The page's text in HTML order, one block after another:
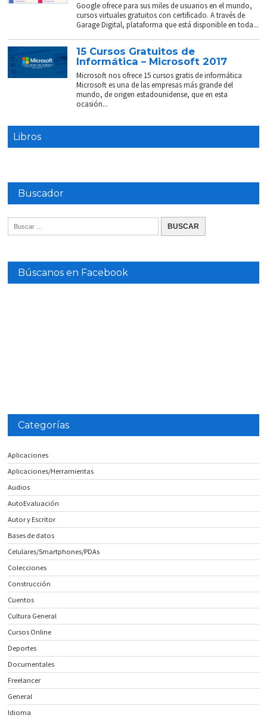
Google ofrece para sus miles de usuarios en el mundo,
cursos virtuales gratuitos con certificado. A través de
Garage Digital, plataforma que está disponible en toda...
15 Cursos Gratuitos de
Informática – Microsoft 2017
Microsoft nos ofrece 15 cursos gratis de informática
Microsoft es una de las empresas más grande del
mundo, de origen estadounidense, que en esta
ocasión...
Libros
Buscador
Búscanos en Facebook
Categorías
Aplicaciones
Aplicaciones/Herramientas
Audios
AutoEvaluación
Autor y Escritor
Bases de datos
Celulares/Smartphones/PDAs
Colecciones
Construcción
Cuentos
Cultura General
Cursos Online
Deportes
Documentales
Freelancer
General
Idioma